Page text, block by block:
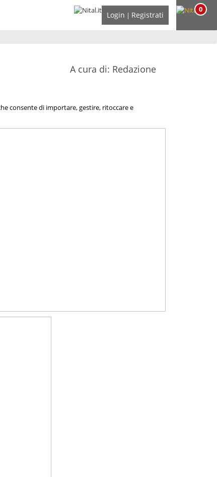
Login | Registrati
0
A cura di: Redazione
consente di importare, gestire, ritoccare e